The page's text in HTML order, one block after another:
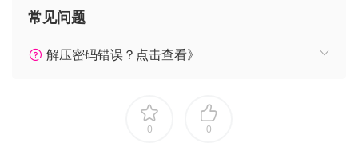
常见问题
解压密码错误？点击查看》
0 0